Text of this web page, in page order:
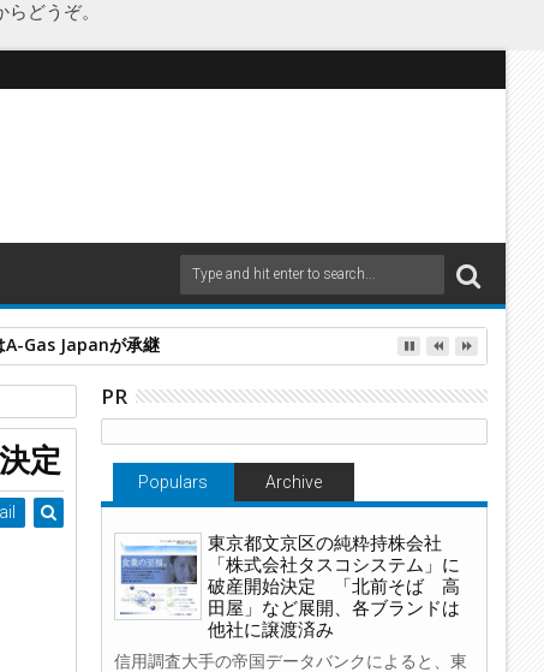
どうぞ。
A-Gas Japanが承継
定
PR
Populars Archive
東京都文京区の純粋持株会社
「株式会社タスコシステム」に
破産開始決定 「北前そば 高
田屋」など展開、各ブランドは
他社に譲渡済み
信用調査大手の帝国データバンクによると、東